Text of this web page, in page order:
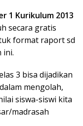
1 Kurikulum 2013
secara gratis
format raport sd
ini.
3 bisa dijadikan
mengolah,
siswa-siswi kita
madrasah